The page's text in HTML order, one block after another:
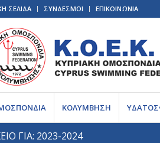
ΣΕΛΙΔΑ ΣΥΝΔΕΣΜΟΙ ΕΠΙΚΟΙΝΩΝΙΑ
ΚΟΛΥΜΒΗΣΗ
ΓΙΑ: 2023-2024